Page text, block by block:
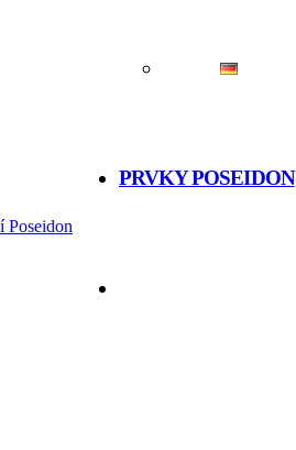
PRVKY POSEIDON